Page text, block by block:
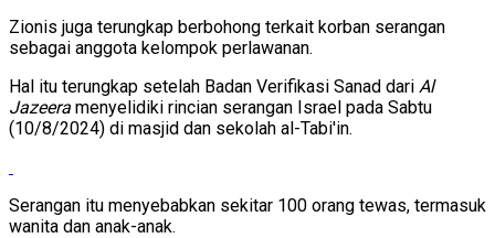
Zionis juga terungkap berbohong terkait korban serangan
sebagai anggota kelompok perlawanan.
Hal itu terungkap setelah Badan Verifikasi Sanad dari Al
Jazeera menyelidiki rincian serangan Israel pada Sabtu
(10/8/2024) di masjid dan sekolah al-Tabi'in.
Serangan itu menyebabkan sekitar 100 orang tewas, termasuk
wanita dan anak-anak.